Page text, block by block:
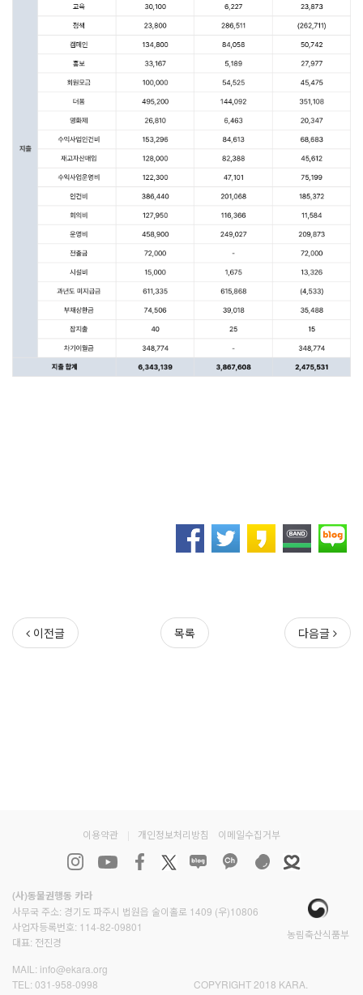
이전글 목록 다음글
이용약관 개인정보처리방침 이메일수집거부
(사)동물권행동 카라
사무국 주소: 경기도 파주시 법원읍 술이홀로 1409 (우)10806
사업자등록번호: 114-82-09801
대표: 전진경
농림축산식품부
MAIL: info@ekara.org
TEL: 031-958-0998
COPYRIGHT 2018 KARA.